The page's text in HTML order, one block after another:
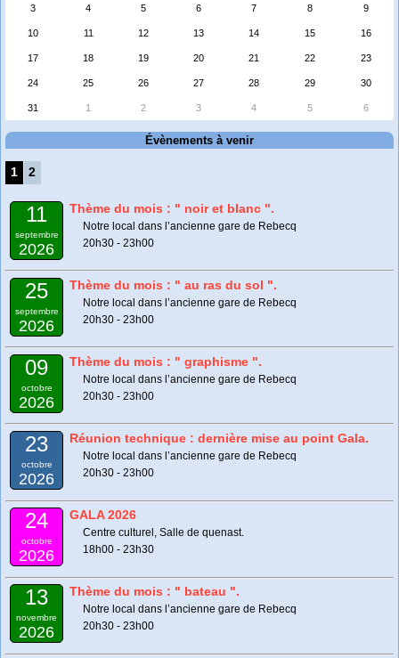
3 4 5 6 7 8 9
10 11 12 13 14 15 16
17 18 19 20 21 22 23
24 25 26 27 28 29 30
31 1 2 3 4 5 6
Évènements à venir
1 2
11
septembre
2026
Thème du mois : " noir et blanc ".
Notre local dans l’ancienne gare de Rebecq
20h30 - 23h00
25
septembre
2026
Thème du mois : " au ras du sol ".
Notre local dans l’ancienne gare de Rebecq
20h30 - 23h00
09
octobre
2026
Thème du mois : " graphisme ".
Notre local dans l’ancienne gare de Rebecq
20h30 - 23h00
23
octobre
2026
Réunion technique : dernière mise au point Gala.
Notre local dans l’ancienne gare de Rebecq
20h30 - 23h00
24
octobre
2026
GALA 2026
Centre culturel, Salle de quenast.
18h00 - 23h30
13
novembre
2026
Thème du mois : " bateau ".
Notre local dans l’ancienne gare de Rebecq
20h30 - 23h00